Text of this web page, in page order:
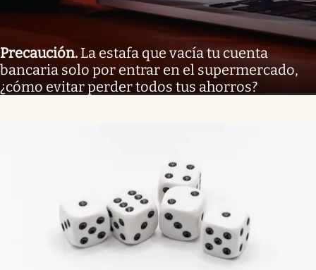
Precaución. La estafa que vacía tu cuenta
bancaria solo por entrar en el supermercado,
¿cómo evitar perder todos tus ahorros?